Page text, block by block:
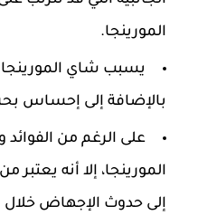
المورينجا.
يسبب شاي المورينجا
بالإضافة إلى إحساس
على الرغم من الفوائد
المورينجا، إلا أنه
إلى حدوث الإجهاض خلال